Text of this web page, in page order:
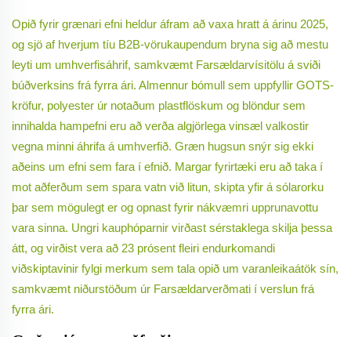
Opið fyrir grænari efni heldur áfram að vaxa hratt á árinu 2025,
og sjö af hverjum tíu B2B-vörukaupendum bryna sig að mestu
leyti um umhverfisáhrif, samkvæmt Farsældarvísitölu á sviði
búðverksins frá fyrra ári. Almennur bómull sem uppfyllir GOTS-
kröfur, polyester úr notaðum plastflöskum og blöndur sem
innihalda hampefni eru að verða algjörlega vinsæl valkostir
vegna minni áhrifa á umhverfið. Græn hugsun snýr sig ekki
aðeins um efni sem fara í efnið. Margar fyrirtæki eru að taka í
mot aðferðum sem spara vatn við litun, skipta yfir á sólarorku
þar sem mögulegt er og opnast fyrir nákvæmri upprunavottu
vara sinna. Ungri kauphóparnir virðast sérstaklega skilja þessa
átt, og virðist vera að 23 prósent fleiri endurkomandi
viðskiptavinir fylgi merkum sem tala opið um varanleikaátök sín,
samkvæmt niðurstöðum úr Farsældarverðmati í verslun frá
fyrra ári.